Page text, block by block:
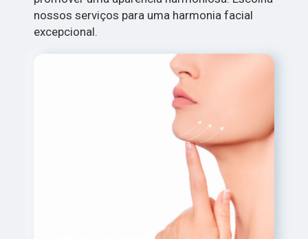
nossos serviços para uma harmonia facial
excepcional.